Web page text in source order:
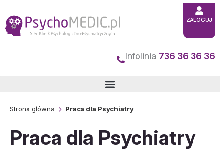
do
treści
Infolinia 736 36 36 36
ZALOGUJ
Strona główna Praca dla Psychiatry
Praca dla Psychiatry